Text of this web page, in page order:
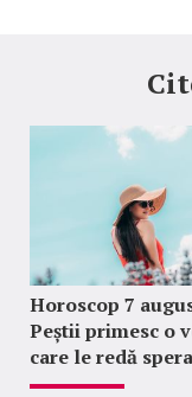
Horoscop 7
Peștii primesc o
care le redă